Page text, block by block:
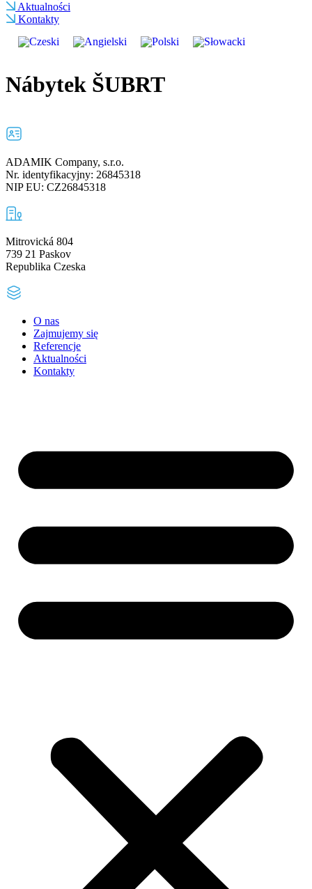
Aktualności
Kontakty
Nábytek ŠUBRT
ADAMIK Company, s.r.o.
Nr. identyfikacyjny: 26845318
NIP EU: CZ26845318
Mitrovická 804
739 21 Paskov
Republika Czeska
O nas
Zajmujemy się
Referencje
Aktualności
Kontakty